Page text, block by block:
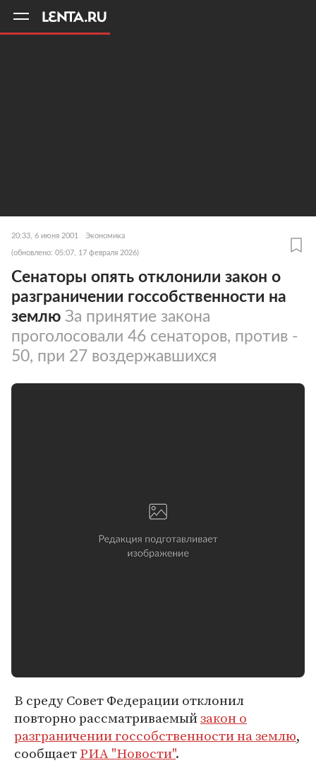
20:33, 6 июня 2001 Экономика
(обновлено: 05:07, 17 февраля 2026)
Сенаторы опять отклонили закон о
разграничении госсобственности на
землю За принятие закона
проголосовали 46 сенаторов, против -
50, при 27 воздержавшихся
В среду Совет Федерации отклонил
повторно рассматриваемыйзакон о
разграничении госсобственности на землю,
сообщаетРИА "Новости".